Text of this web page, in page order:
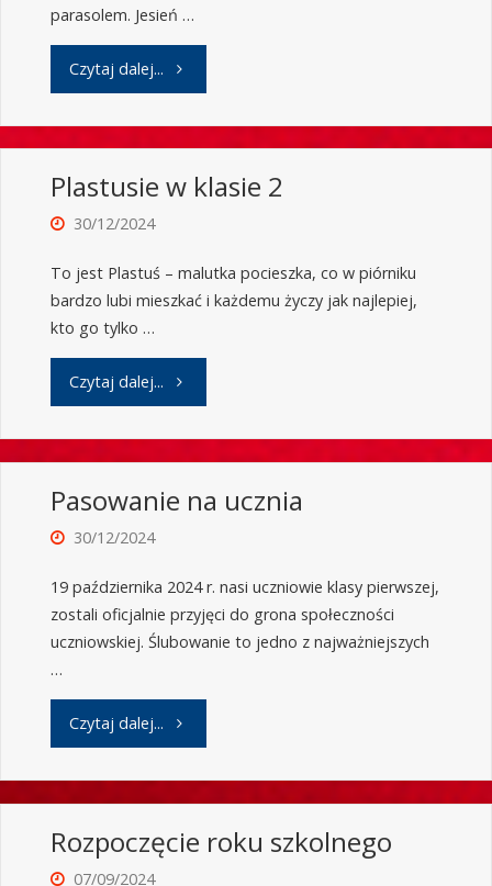
parasolem. Jesień …
Czytaj dalej...
Plastusie w klasie 2
30/12/2024
To jest Plastuś – malutka pocieszka, co w piórniku
bardzo lubi mieszkać i każdemu życzy jak najlepiej,
kto go tylko …
Czytaj dalej...
Pasowanie na ucznia
30/12/2024
19 października 2024 r. nasi uczniowie klasy pierwszej,
zostali oficjalnie przyjęci do grona społeczności
uczniowskiej. Ślubowanie to jedno z najważniejszych
…
Czytaj dalej...
Rozpoczęcie roku szkolnego
07/09/2024